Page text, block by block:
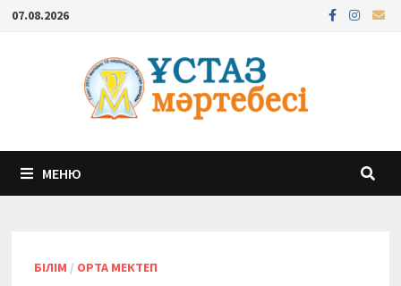
Перейти
содержимому
07.08.2026
МЕНЮ
БІЛІМ / ОРТА МЕКТЕП